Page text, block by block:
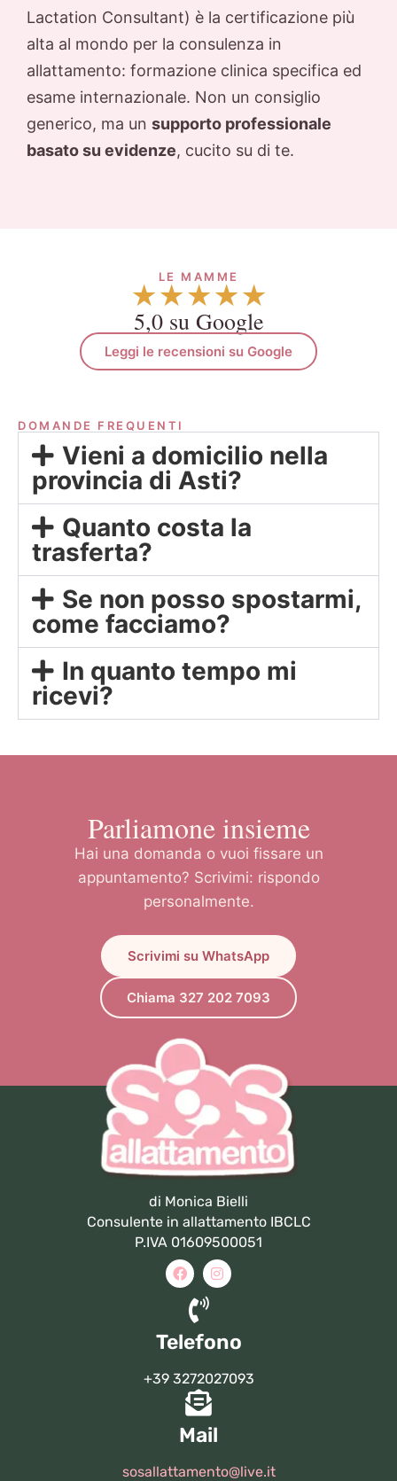
Lactation Consultant) è la certificazione più
alta al mondo per la consulenza in
allattamento: formazione clinica specifica ed
esame internazionale. Non un consiglio
generico, ma un supporto professionale
basato su evidenze, cucito su di te.
LE MAMME
★★★★★
5,0 su Google
Leggi le recensioni su Google
DOMANDE FREQUENTI
Vieni a domicilio nella
provincia di Asti?
Quanto costa la
trasferta?
Se non posso spostarmi,
come facciamo?
In quanto tempo mi
ricevi?
Parliamone insieme
Hai una domanda o vuoi fissare un
appuntamento? Scrivimi: rispondo
personalmente.
Scrivimi su WhatsApp
Chiama 327 202 7093
di Monica Bielli
Consulente in allattamento IBCLC
P.IVA 01609500051
Telefono
+39 3272027093
Mail
sosallattamento@live.it